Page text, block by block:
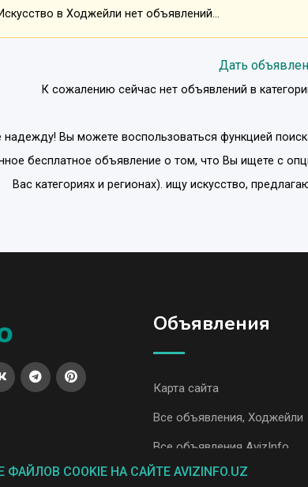
в Ходжейли нет объявлений...
Дать
К сожалению сейчас нет объявлений в
надежду! Вы можете воспользоваться функцией
бесплатное объявление о том, что Вы ищете с
Вас категориях и регионах). ищу искусство,
Объявления
Карта сайта
Все объявления, Ходжейли
Все объявления AvizInfo
COOKIE НА САЙТЕ AVIZINFO.UZ